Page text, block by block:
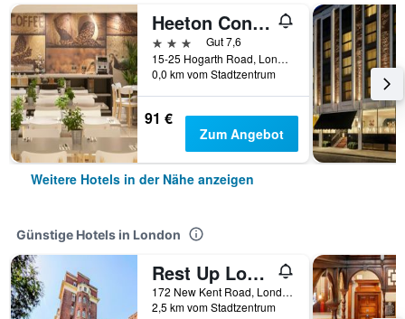
Heeton Concept Hotel - Kensington London
3 Sterne
Gut 7,6
15-25 Hogarth Road, London, Großbritannien
0,0 km vom Stadtzentrum
91 €
Zum Angebot
Weitere Hotels in der Nähe anzeigen
Günstige Hotels in London
Rest Up London - Hostel
172 New Kent Road, London, Großbritannien
2,5 km vom Stadtzentrum